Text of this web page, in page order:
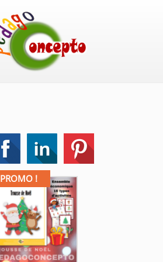
PROMO !